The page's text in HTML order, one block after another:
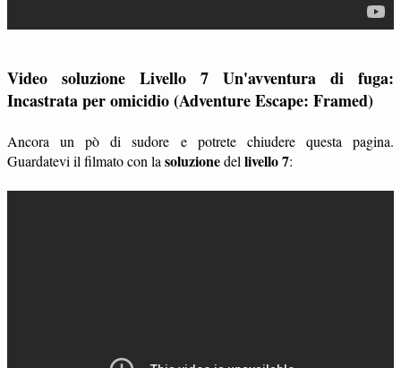
Video soluzione Livello 7 Un'avventura di fuga:
Incastrata per omicidio (Adventure Escape: Framed)
Ancora un pò di sudore e potrete chiudere questa pagina.
Guardatevi il filmato con la soluzionedel livello 7: